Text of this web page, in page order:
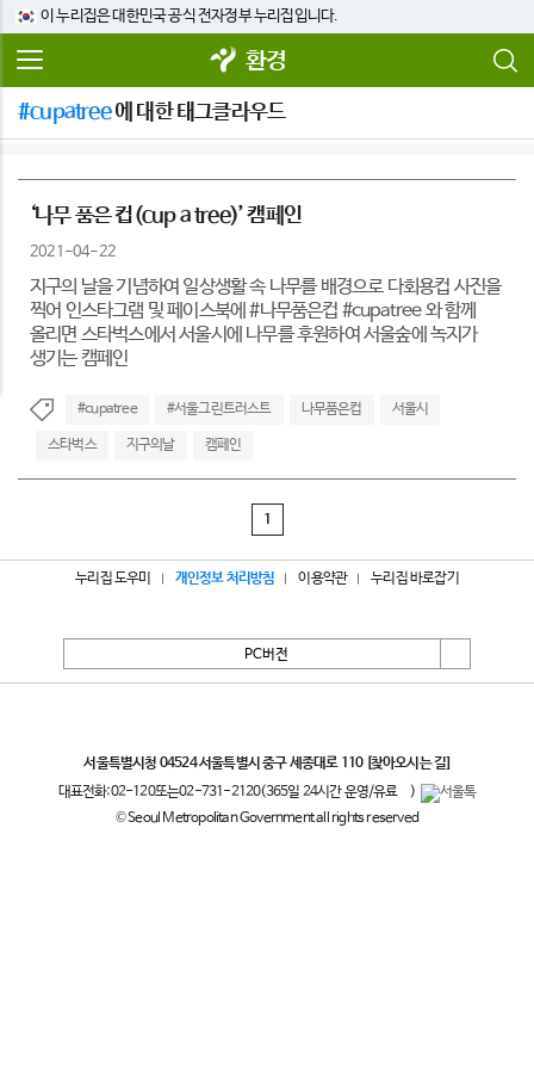
이 누리집은 대한민국 공식 전자정부 누리집입니다.
환경
#cupatree에 대한 태그클라우드
‘나무 품은 컵(cup a tree)’ 캠페인
2021-04-22
지구의 날을 기념하여 일상생활 속 나무를 배경으로 다회용컵 사진을
찍어 인스타그램 및 페이스북에 #나무품은컵 #cupatree 와 함께
올리면 스타벅스에서 서울시에 나무를 후원하여 서울숲에 녹지가
생기는 캠페인
#cupatree #서울그린트러스트 나무품은컵 서울시
스타벅스 지구의날 캠페인
1
누리집 도우미 개인정보 처리방침 이용약관 누리집 바로잡기
PC버전
서울특별시청 04524 서울특별시 중구 세종대로 110 [찾아오시는 길]
대표전화:02-120또는02-731-2120(365일 24시간 운영/유료
)
© Seoul Metropolitan Government all rights reserved